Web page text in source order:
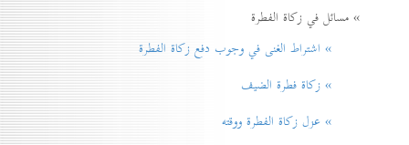
» مسائل في زكاة الفطرة
» اشتراط الغنی في وجوب دفع زكاة الفطرة
» زكاة فطرة الضيف
» عزل زكاة الفطرة ووقته